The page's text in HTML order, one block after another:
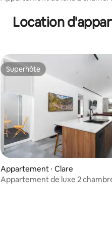
Location
Superhôte
Superhôte
Appartement ⋅ Clare
Appartement de luxe 2